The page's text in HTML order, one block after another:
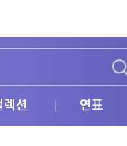
렉션 연표